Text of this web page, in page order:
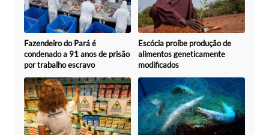
Fazendeiro do Pará é
condenado a 91 anos de prisão
por trabalho escravo
Escócia proíbe produção de
alimentos geneticamente
modificados